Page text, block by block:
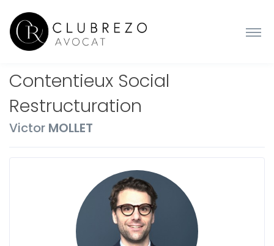
Contentieux Social
Restructuration
Victor MOLLET